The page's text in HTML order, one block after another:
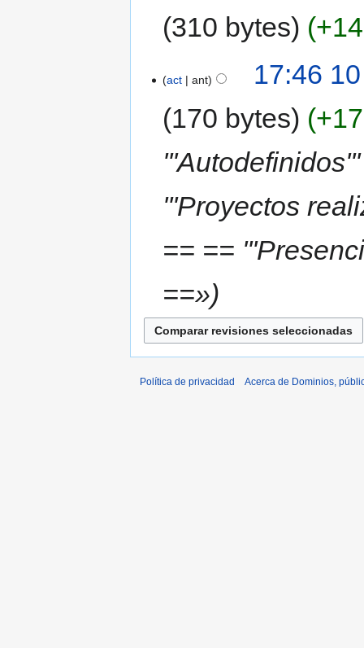
310 bytes
act ant
17:46
170 bytes
'''Proyectos
== ==
==»
Política de privacidad Acerca de Dominios,